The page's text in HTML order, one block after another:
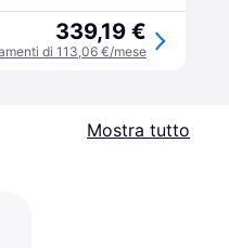
339,19 €
di 113,06 €/mese
Mostra tutto